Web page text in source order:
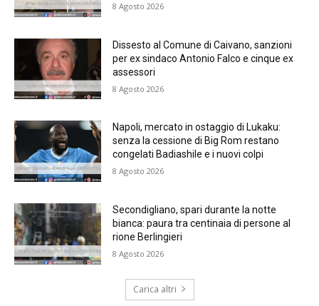
8 Agosto 2026
Dissesto al Comune di Caivano, sanzioni
per ex sindaco Antonio Falco e cinque ex
assessori
8 Agosto 2026
Napoli, mercato in ostaggio di Lukaku:
senza la cessione di Big Rom restano
congelati Badiashile e i nuovi colpi
8 Agosto 2026
Secondigliano, spari durante la notte
bianca: paura tra centinaia di persone al
rione Berlingieri
8 Agosto 2026
Carica altri